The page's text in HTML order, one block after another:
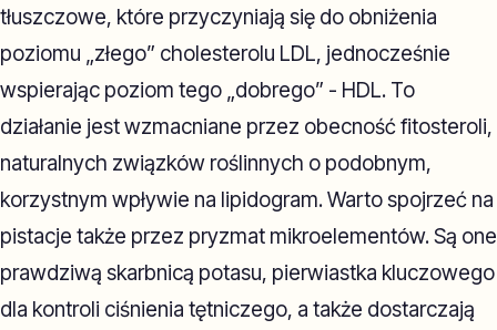
tłuszczowe, które przyczyniają się do obniżenia
poziomu „złego” cholesterolu LDL, jednocześnie
wspierając poziom tego „dobrego” - HDL. To
działanie jest wzmacniane przez obecność fitosteroli,
naturalnych związków roślinnych o podobnym,
korzystnym wpływie na lipidogram. Warto spojrzeć na
pistacje także przez pryzmat mikroelementów. Są one
prawdziwą skarbnicą potasu, pierwiastka kluczowego
dla kontroli ciśnienia tętniczego, a także dostarczają